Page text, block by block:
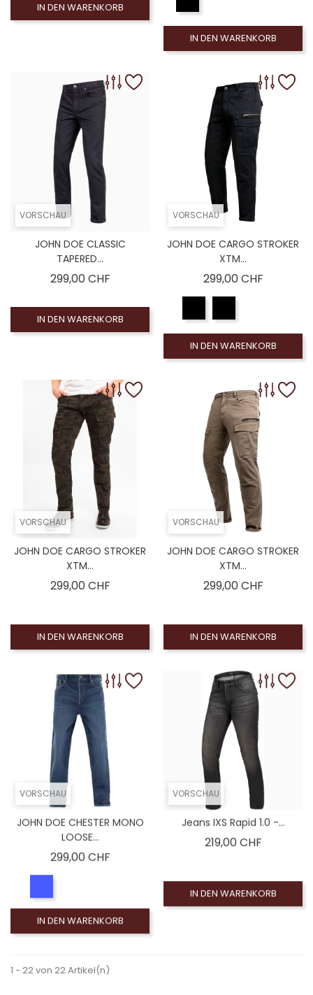
IN DEN WARENKORB
IN DEN WARENKORB
VORSCHAU
JOHN DOE CLASSIC
TAPERED...
299,00 CHFPreis
IN DEN WARENKORB
VORSCHAU
JOHN DOE CARGO STROKER
XTM...
299,00 CHFPreis
IN DEN WARENKORB
VORSCHAU
JOHN DOE CARGO STROKER
XTM...
299,00 CHFPreis
IN DEN WARENKORB
VORSCHAU
JOHN DOE CARGO STROKER
XTM...
299,00 CHFPreis
IN DEN WARENKORB
VORSCHAU
JOHN DOE CHESTER MONO
LOOSE...
299,00 CHFPreis
IN DEN WARENKORB
VORSCHAU
Jeans IXS Rapid 1.0 -...
219,00 CHFPreis
IN DEN WARENKORB
1 - 22 von 22 Artikel(n)